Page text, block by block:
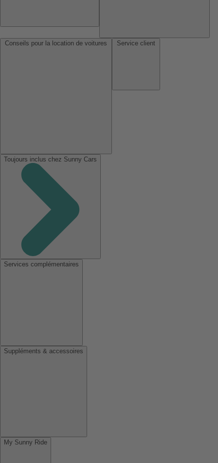
Toujours inclus chez Sunny Cars
Services complémentaires
Suppléments & accessoires
My Sunny Ride